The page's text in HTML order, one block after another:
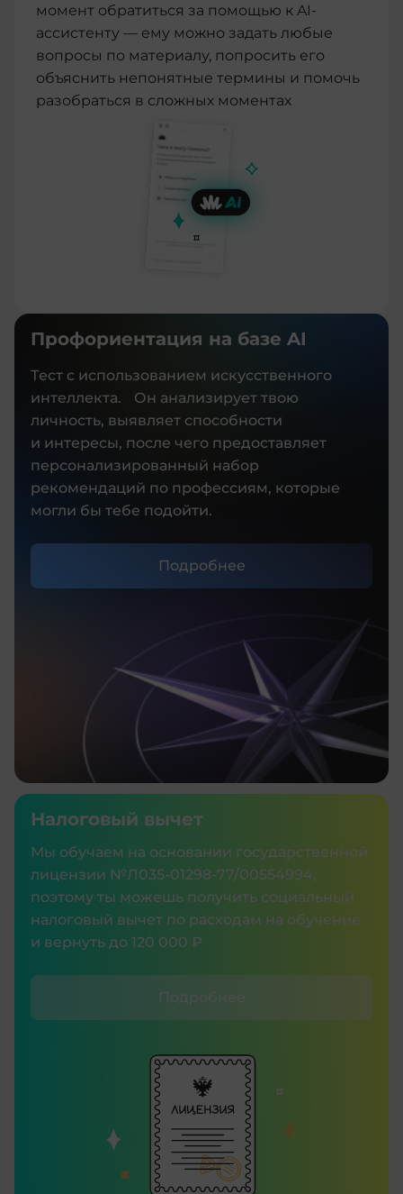
момент обратиться за помощью к AI-
ассистенту — ему можно задать любые
вопросы по материалу, попросить его
объяснить непонятные термины и помочь
разобраться в сложных моментах
Профориентация на базе AI
Тест с использованием искусственного
интеллекта. Он анализирует твою
личность, выявляет способности
и интересы, после чего предоставляет
персонализированный набор
рекомендаций по профессиям, которые
могли бы тебе подойти.
Подробнее
Налоговый вычет
Мы обучаем на основании государственной
лицензии №Л035‑01298‑77/00554994,
поэтому ты можешь получить социальный
налоговый вычет по расходам на обучение
и вернуть до 120 000 ₽
Подробнее